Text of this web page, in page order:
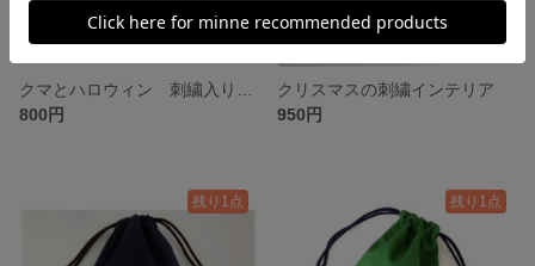
800円
クリスマスの刺繍インテリア
950円
残り1点 残り1点